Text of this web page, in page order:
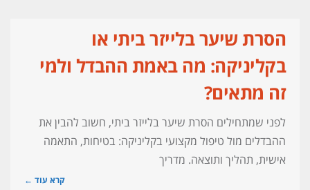
הסרת שיער בלייזר ביתי או
בקליניקה: מה באמת ההבדל ולמי
זה מתאים?
לפני שמתחילים הסרת שיער בלייזר ביתי, חשוב להבין את
ההבדלים מול טיפול מקצועי בקליניקה: בטיחות, התאמה
אישית, תהליך ותוצאה. מדריך
קרא עוד ←